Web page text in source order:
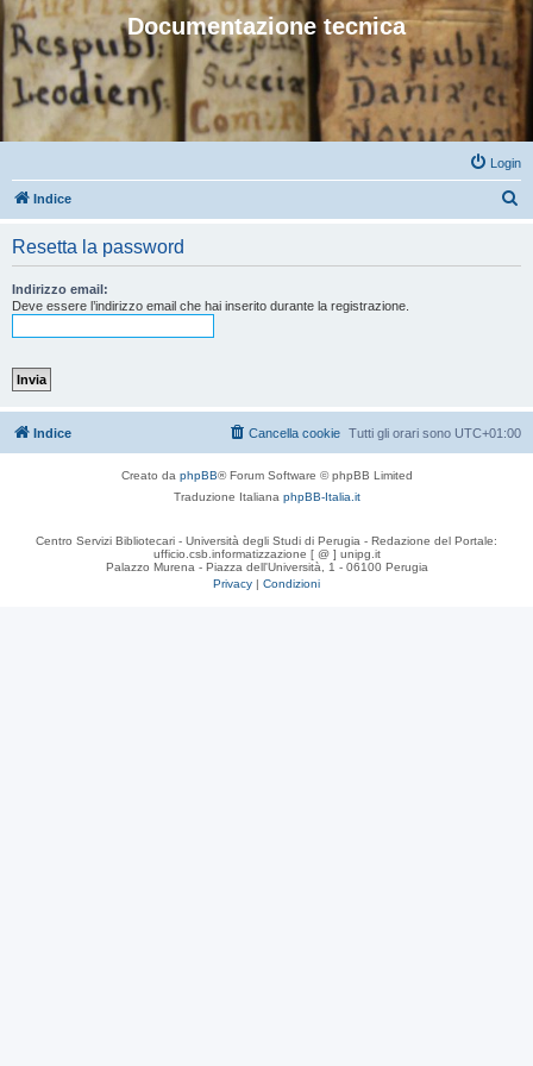
Documentazione tecnica
Login
Indice
Resetta la password
Indirizzo email:
Deve essere l’indirizzo email che hai inserito durante la registrazione.
Indice Tutti gli orari sono UTC+01:00
Cancella cookie
Creato da phpBB® Forum Software © phpBB Limited
Traduzione Italiana phpBB-Italia.it
Centro Servizi Bibliotecari - Università degli Studi di Perugia - Redazione del Portale:
ufficio.csb.informatizzazione [ @ ] unipg.it
Palazzo Murena - Piazza dell'Università, 1 - 06100 Perugia
Privacy | Condizioni